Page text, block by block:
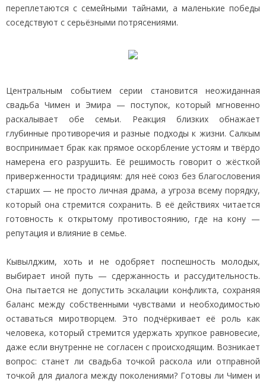
переплетаются с семейными тайнами, а маленькие победы
соседствуют с серьёзными потрясениями.
Центральным событием серии становится неожиданная
свадьба Чимен и Эмира — поступок, который мгновенно
раскалывает обе семьи. Реакция близких обнажает
глубинные противоречия и разные подходы к жизни. Салкым
воспринимает брак как прямое оскорбление устоям и твёрдо
намерена его разрушить. Её решимость говорит о жёсткой
приверженности традициям: для неё союз без благословения
старших — не просто личная драма, а угроза всему порядку,
который она стремится сохранить. В её действиях читается
готовность к открытому противостоянию, где на кону —
репутация и влияние в семье.
Кывылджим, хоть и не одобряет поспешность молодых,
выбирает иной путь — сдержанность и рассудительность.
Она пытается не допустить эскалации конфликта, сохраняя
баланс между собственными чувствами и необходимостью
оставаться миротворцем. Это подчёркивает её роль как
человека, который стремится удержать хрупкое равновесие,
даже если внутренне не согласен с происходящим. Возникает
вопрос: станет ли свадьба точкой раскола или отправной
точкой для диалога между поколениями? Готовы ли Чимен и